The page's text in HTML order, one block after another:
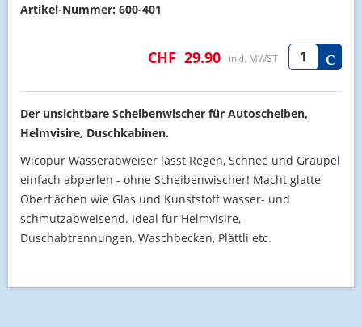
Artikel-Nummer: 600-401
CHF 29.90 inkl. MWST
Der unsichtbare Scheibenwischer für Autoscheiben,
Helmvisire, Duschkabinen.
Wicopur Wasserabweiser lässt Regen, Schnee und Graupel
einfach abperlen - ohne Scheibenwischer! Macht glatte
Oberflächen wie Glas und Kunststoff wasser- und
schmutzabweisend. Ideal für Helmvisire,
Duschabtrennungen, Waschbecken, Plättli etc.